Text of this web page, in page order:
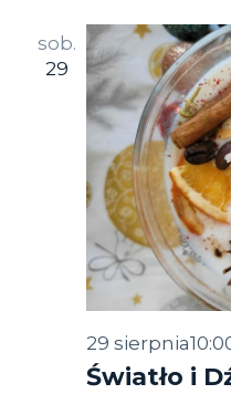
sob.
29
Światło i
29